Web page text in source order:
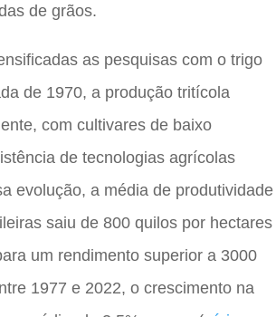
de grãos.
as pesquisas com o trigo
de 1970, a produção tritícola
com cultivares de baixo
de tecnologias agrícolas
evolução, a média de produtividade
saiu de 800 quilos por hectares
um rendimento superior a 3000
1977 e 2022, o crescimento na